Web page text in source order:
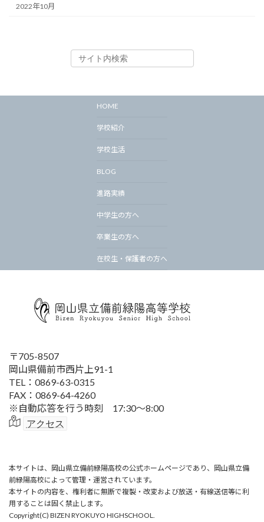
2022年10月
HOME
学校紹介
学校生活
BLOG
進路実績
中学生の方へ
卒業生の方へ
在校生・保護者の方へ
〒705-8507
岡山県備前市西片上91-1
TEL：0869-63-0315
FAX：0869-64-4260
※自動応答を行う時刻 17:30～8:00
アクセス
本サイトは、岡山県立備前緑陽高校の公式ホームページであり、岡山県立備
前緑陽高校によって管理・運営されています。
本サイトの内容を、権利者に無断で複製・改変および放送・有線送信等に利
用することは固く禁止します。
Copyright(C) BIZEN RYOKUYO HIGHSCHOOL.